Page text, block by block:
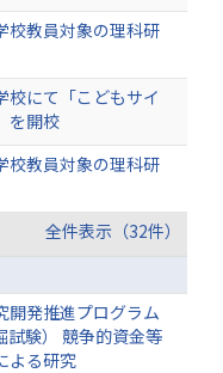
校教員対象の理科研
校にて「こどもサイ
を開校
校教員対象の理科研
全件表示（32件）
開発推進プログラム
試験） 競争的資金等
よる研究